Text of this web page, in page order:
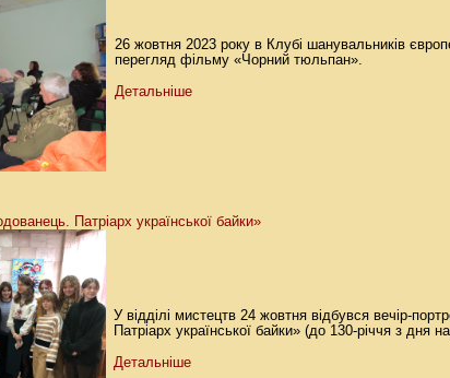
26 жовтня 2023 року в Клубі шанувальників
перегляд фільму «Чорний тюльпан».
Детальніше
Патріарх української байки»
У відділі мистецтв 24 жовтня відбувся вечір-
Патріарх української байки» (до 130-річчя з дня
Детальніше